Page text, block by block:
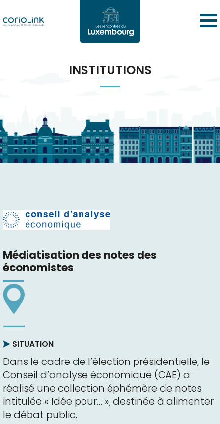
INSTITUTIONS
Médiatisation des notes des
économistes
SITUATION
Dans le cadre de l’élection présidentielle, le
Conseil d’analyse économique (CAE) a
réalisé une collection éphémère de notes
intitulée « Idée pour… », destinée à alimenter
le débat public.